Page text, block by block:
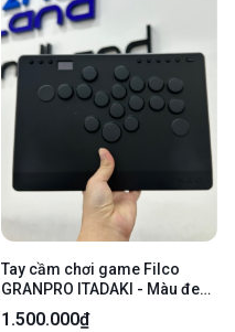
Tay cầm chơi game Filco
GRANPRO ITADAKI - Màu đen
- Ngoại hình 98% - Fullbox
1.500.000₫